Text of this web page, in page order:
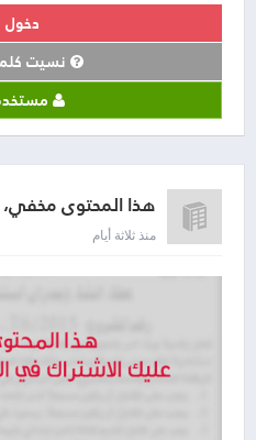
دخول
نسيت
هذا المحتوى
منذ ثلاثة أيام